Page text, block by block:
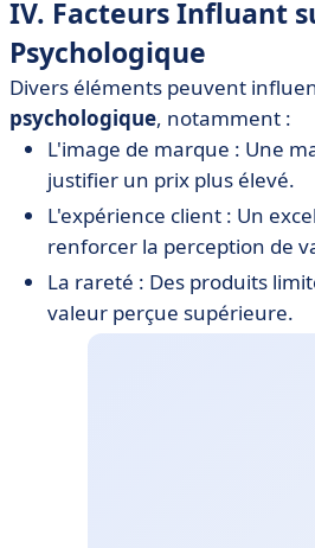
IV. Facteurs Influant
Psychologique
Divers éléments peuvent
psychologique, notamment :
L'image de marque : Une
justifier un prix plus élevé.
L'expérience client : Un
renforcer la perception de
La rareté : Des produits
valeur perçue supérieure.